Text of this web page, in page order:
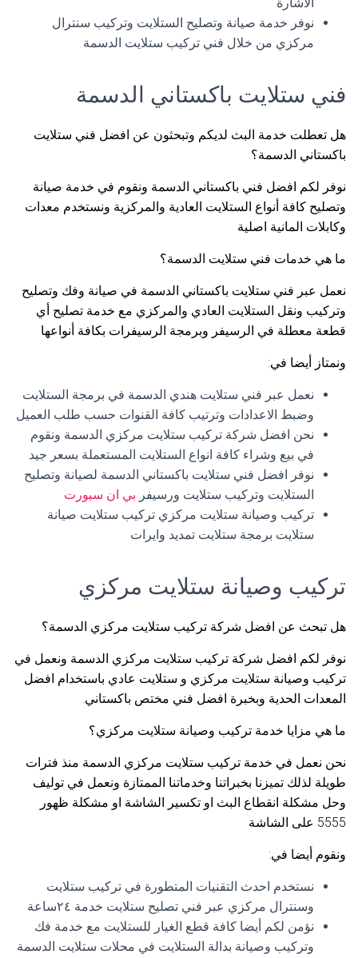
نوفر خدمة صيانة وتصليح الستلايت وتركيب سنترال
مركزي من خلال فني تركيب ستلايت الدسمة
فني ستلايت باكستاني الدسمة
هل تعطلت خدمة البث لديكم وتبحثون عن افضل فني ستلايت
باكستاني الدسمة؟
نوفر لكم افضل فني باكستاني الدسمة ونقوم في خدمة صيانة
وتصليح كافة أنواع الستلايت العادية والمركزية ونستخدم معدات
وكابلات المانية اصلية
ما هي خدمات فني ستلايت الدسمة؟
نعمل عبر فني ستلايت باكستاني الدسمة في صيانة وفك وتصليح
وتركيب ونقل الستلايت العادي والمركزي مع خدمة تصليح أي
قطعة معطلة في الرسيفر وبرمجة الرسيفرات بكافة أنواعها
ونمتاز أيضا في:
نعمل عبر فني ستلايت هندي الدسمة في برمجة الستلايت
وضبط الاعدادات وترتيب كافة القنوات حسب طلب العميل
نحن افضل شركة تركيب ستلايت مركزي الدسمة ونقوم
في بيع وشراء كافة انواع الستلايت المستعملة بسعر جيد
نوفر افضل فني ستلايت باكستاني الدسمة لصيانة وتصليح
الستلايت وتركيب ستلايت ورسيفر بي ان سبورت
تركيب وصيانة ستلايت مركزي تركيب ستلايت صيانة
ستلايت برمجة ستلايت تمديد وايرات
تركيب وصيانة ستلايت مركزي
هل تبحث عن افضل شركة تركيب ستلايت مركزي الدسمة؟
نوفر لكم افضل شركة تركيب ستلايت مركزي الدسمة ونعمل في
تركيب وصيانة ستلايت مركزي و ستلايت عادي باستخدام افضل
المعدات الحدية وبخبرة افضل فني مختص باكستاني.
ما هي مزايا خدمة تركيب وصيانة ستلايت مركزي؟
نحن نعمل في خدمة تركيب ستلايت مركزي الدسمة منذ فترات
طويلة لذلك تميزنا بخبراتنا وخدماتنا الممتازة ونعمل في توليف
وحل مشكلة انقطاع البث او تكسير الشاشة او مشكلة ظهور
5555 على الشاشة
ونقوم أيضا في:
نستخدم احدث التقنيات المتطورة في تركيب ستلايت
وسنترال مركزي عبر فني تصليح ستلايت خدمة ٢٤ساعة
نؤمن لكم أيضا كافة قطع الغيار للستلايت مع خدمة فك
وتركيب وصيانة بدالة الستلايت في محلات ستلايت الدسمة